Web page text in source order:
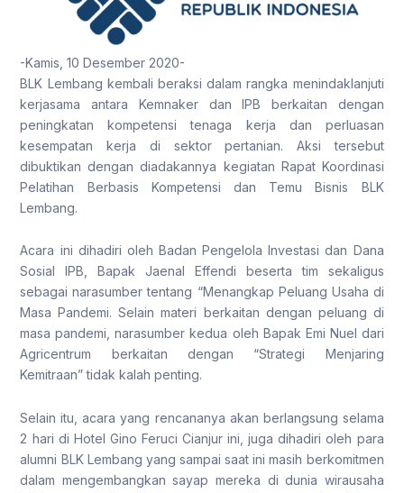
-Kamis, 10 Desember 2020-
BLK Lembang kembali beraksi dalam rangka menindaklanjuti
kerjasama antara Kemnaker dan IPB berkaitan dengan
peningkatan kompetensi tenaga kerja dan perluasan
kesempatan kerja di sektor pertanian. Aksi tersebut
dibuktikan dengan diadakannya kegiatan Rapat Koordinasi
Pelatihan Berbasis Kompetensi dan Temu Bisnis BLK
Lembang.
Acara ini dihadiri oleh Badan Pengelola Investasi dan Dana
Sosial IPB, Bapak Jaenal Effendi beserta tim sekaligus
sebagai narasumber tentang “Menangkap Peluang Usaha di
Masa Pandemi. Selain materi berkaitan dengan peluang di
masa pandemi, narasumber kedua oleh Bapak Emi Nuel dari
Agricentrum berkaitan dengan “Strategi Menjaring
Kemitraan” tidak kalah penting.
Selain itu, acara yang rencananya akan berlangsung selama
2 hari di Hotel Gino Feruci Cianjur ini, juga dihadiri oleh para
alumni BLK Lembang yang sampai saat ini masih berkomitmen
dalam mengembangkan sayap mereka di dunia wirausaha